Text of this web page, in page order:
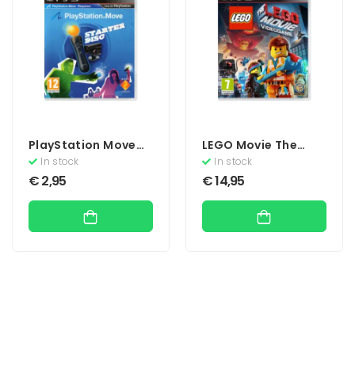
PlayStation Move
Starter Disc
(Zonder Boekje)
(Move)
In stock
€2,95
LEGO Movie The
Videogame
In stock
€14,95